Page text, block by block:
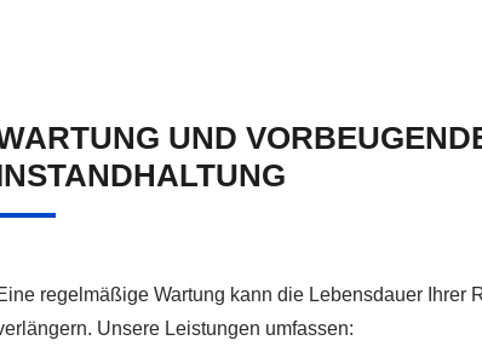
UND
regelmäßige Wartung kann die Lebensdauer Ihrer
Unsere Leistungen umfassen: